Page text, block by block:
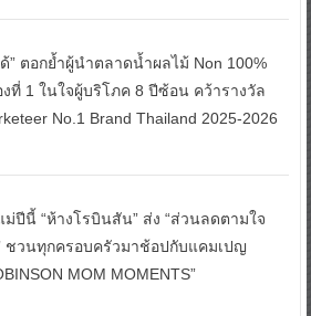
” ตอกย้ำผู้นำตลาดน้ำผลไม้ Non 100%
งที่ 1 ในใจผู้บริโภค 8 ปีซ้อน คว้ารางวัล
No.1 Brand Thailand 2025-2026
ม่ปีนี้ “ห้างโรบินสัน” ส่ง “ส่วนลดตามใจ
ชวนทุกครอบครัวมาช้อปกับแคมเปญ
MOM MOMENTS”